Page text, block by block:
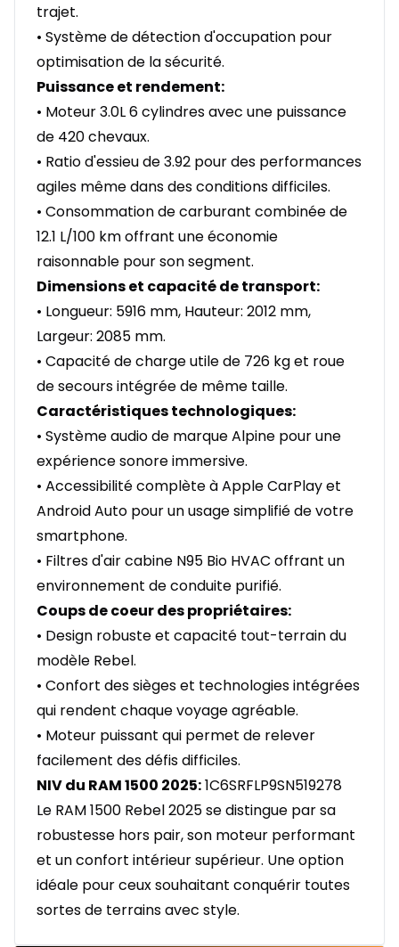
trajet.
• Système de détection d'occupation pour
optimisation de la sécurité.
Puissance et rendement:
• Moteur 3.0L 6 cylindres avec une puissance
de 420 chevaux.
• Ratio d'essieu de 3.92 pour des performances
agiles même dans des conditions difficiles.
• Consommation de carburant combinée de
12.1 L/100 km offrant une économie
raisonnable pour son segment.
Dimensions et capacité de transport:
• Longueur: 5916 mm, Hauteur: 2012 mm,
Largeur: 2085 mm.
• Capacité de charge utile de 726 kg et roue
de secours intégrée de même taille.
Caractéristiques technologiques:
• Système audio de marque Alpine pour une
expérience sonore immersive.
• Accessibilité complète à Apple CarPlay et
Android Auto pour un usage simplifié de votre
smartphone.
• Filtres d'air cabine N95 Bio HVAC offrant un
environnement de conduite purifié.
Coups de coeur des propriétaires:
• Design robuste et capacité tout-terrain du
modèle Rebel.
• Confort des sièges et technologies intégrées
qui rendent chaque voyage agréable.
• Moteur puissant qui permet de relever
facilement des défis difficiles.
NIV du RAM 1500 2025:1C6SRFLP9SN519278
Le RAM 1500 Rebel 2025 se distingue par sa
robustesse hors pair, son moteur performant
et un confort intérieur supérieur. Une option
idéale pour ceux souhaitant conquérir toutes
sortes de terrains avec style.